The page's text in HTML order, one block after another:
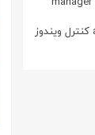
دانلود anydesk 9.6.11 کنترل ویندوز